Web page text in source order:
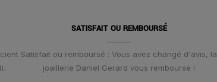
SATISFAIT OU REMBOURSÉ
Satisfait ou remboursé : Vous avez changé d'avis, la
joaillerie Daniel Gerard vous rembourse !